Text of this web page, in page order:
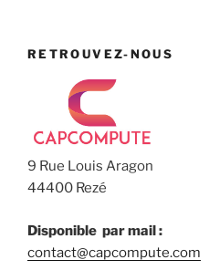
RETROUVEZ-NOUS
9 Rue Louis Aragon
44400 Rezé
Disponible par mail :
contact@capcompute.com